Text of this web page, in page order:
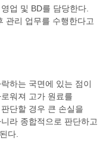
업 및 BD를 담당한다.
관리 업무를 수행한다고
하는 국면에 있는 점이
워져 고가 원료를
단할 경우 큰 손실을
라 종합적으로 판단하고
다.